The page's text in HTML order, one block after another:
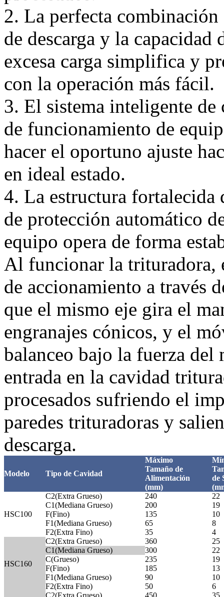
2. La perfecta
de descarga y la
excesa carga simplifica y
con la operación más fácil.
3. El sistema inteligente
de funcionamiento de
hacer el oportuno ajuste
en ideal estado.
4. La estructura fortalecida
de protección automático
equipo opera de forma
Al funcionar la trituradora,
de accionamiento a través
que el mismo eje gira el
engranajes cónicos, y el
balanceo bajo la fuerza del
entrada en la cavidad
procesados sufriendo el
paredes trituradoras y
descarga.
Modelo Tipo de Cavidad
Máximo
Tamaño de
Alimentación
(mm)
de
HSC100
C2(Extra Grueso) 240
22
C1(Mediana Grueso)
200
19
F(Fino)
135
10
F1(Mediana Grueso)
65
8
F2(Extra Fino)
35 4
HSC160
C2(Extra Grueso) 360
25
C1(Mediana Grueso)
300
22
C(Grueso)
235
19
F(Fino)
185
13
F1(Mediana Grueso)
90
10
F2(Extra Fino)
50
6
C2(Extra Grueso)
450 35